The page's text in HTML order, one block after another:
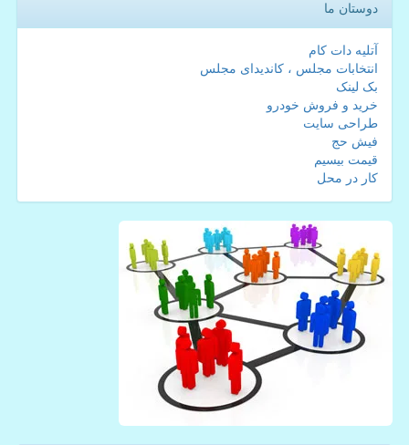
دوستان ما
آتلیه دات کام
انتخابات مجلس ، کاندیدای مجلس
بک لینک
خرید و فروش خودرو
طراحی سایت
فیش حج
قیمت بیسیم
کار در محل